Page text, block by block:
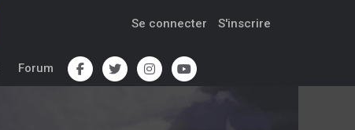
Se connecter S'inscrire
Forum